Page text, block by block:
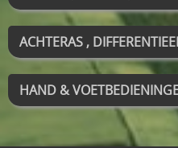
ACHTERAS ,
HAND &